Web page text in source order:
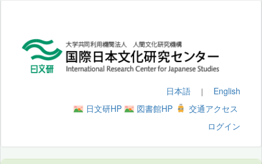
日本語 ｜ English
日文研HP
図書館HP
交通アクセス
ログイン